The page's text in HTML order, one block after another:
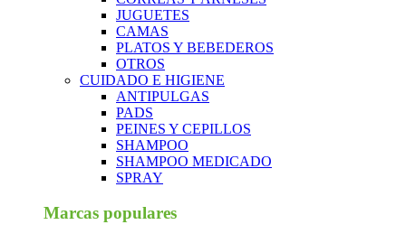
JUGUETES
CAMAS
PLATOS Y BEBEDEROS
OTROS
CUIDADO E HIGIENE
ANTIPULGAS
PADS
PEINES Y CEPILLOS
SHAMPOO
SHAMPOO MEDICADO
SPRAY
Marcas populares